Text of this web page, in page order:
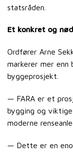
statsråden.
Et konkret og
Ordfører Arne
markerer mer
byggeprosjekt.
— FARA er et
bygging og
moderne
— Dette er en